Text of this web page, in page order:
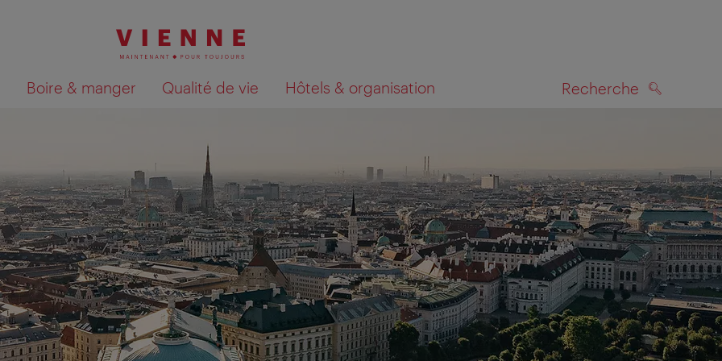
Boire & manger Qualité de vie Hôtels & organisation Recherche